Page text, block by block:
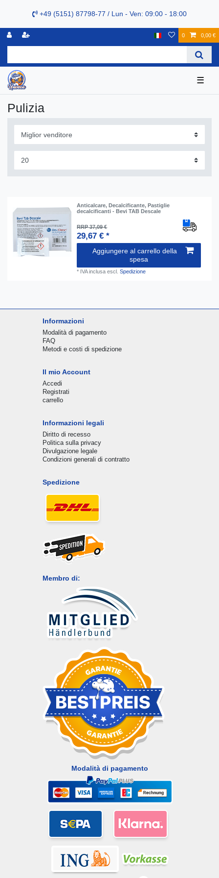
+49 (5151) 87798-77 / Lun - Ven: 09:00 - 18:00
0 0,00 €
☰
Pulizia
Anticalcare, Decalcificante, Pastiglie
decalcificanti - Bevi TAB Descale
RRP 37,09 €
29,67 € *
Aggiungere al carrello della
spesa
* IVA inclusa escl.Spedizione
Informazioni
Modalità di pagamento
FAQ
Metodi e costi di spedizione
Il mio Account
Accedi
Registrati
carrello
Informazioni legali
Diritto di recesso
Politica sulla privacy
Divulgazione legale
Condizioni generali di contratto
Spedizione
Membro di:
Modalità di pagamento